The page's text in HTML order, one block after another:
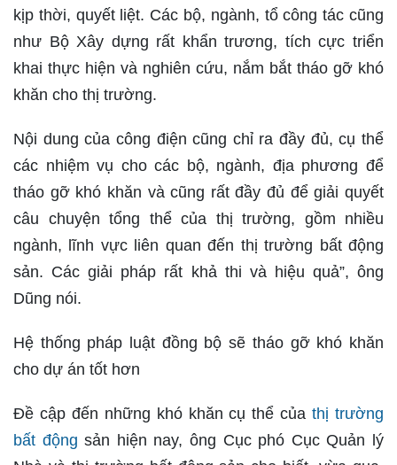
kịp thời, quyết liệt. Các bộ, ngành, tổ công tác cũng
như Bộ Xây dựng rất khẩn trương, tích cực triển
khai thực hiện và nghiên cứu, nắm bắt tháo gỡ khó
khăn cho thị trường.
Nội dung của công điện cũng chỉ ra đầy đủ, cụ thể
các nhiệm vụ cho các bộ, ngành, địa phương để
tháo gỡ khó khăn và cũng rất đầy đủ để giải quyết
câu chuyện tổng thể của thị trường, gồm nhiều
ngành, lĩnh vực liên quan đến thị trường bất động
sản. Các giải pháp rất khả thi và hiệu quả”, ông
Dũng nói.
Hệ thống pháp luật đồng bộ sẽ tháo gỡ khó khăn
cho dự án tốt hơn
Đề cập đến những khó khăn cụ thể của thị trường
bất độngsản hiện nay, ông Cục phó Cục Quản lý